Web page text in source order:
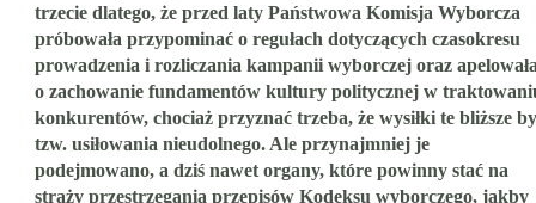
trzecie dlatego, że przed laty Państwowa Komisja Wyborcza
próbowała przypominać o regułach dotyczących czasokresu
prowadzenia i rozliczania kampanii wyborczej oraz
o zachowanie fundamentów kultury politycznej w
konkurentów, chociaż przyznać trzeba, że wysiłki te bliższe
tzw. usiłowania nieudolnego. Ale przynajmniej je
podejmowano, a dziś nawet organy, które powinny stać na
straży przestrzegania przepisów Kodeksu wyborczego, jakby